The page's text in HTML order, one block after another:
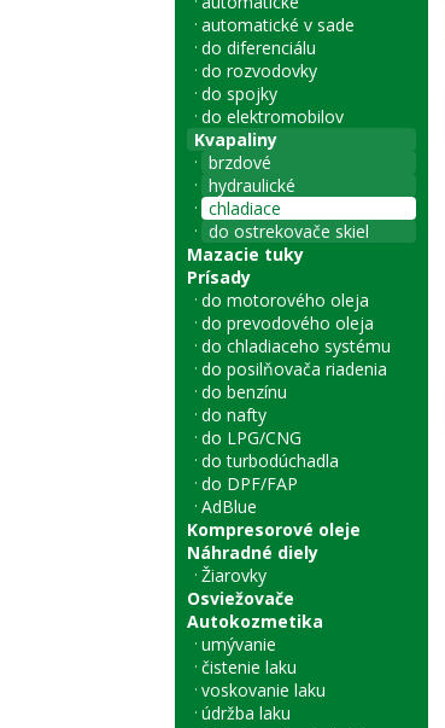
automatické v sade
do diferenciálu
do rozvodovky
do spojky
do elektromobilov
Kvapaliny
brzdové
hydraulické
chladiace
do ostrekovače skiel
Mazacie tuky
Prísady
do motorového oleja
do prevodového oleja
do chladiaceho systému
do posilňovača riadenia
do benzínu
do nafty
do LPG/CNG
do turbodúchadla
do DPF/FAP
AdBlue
Kompresorové oleje
Náhradné diely
Žiarovky
Osviežovače
Autokozmetika
umývanie
čistenie laku
voskovanie laku
údržba laku